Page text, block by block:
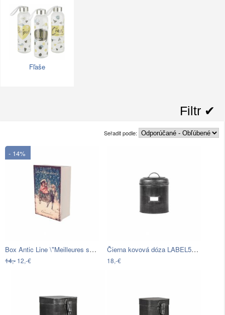
Fľaše
Filtr ✔︎
Seřadit podle:
- 14%
Box Antic Line \"Meilleures saveurs\"
14,- 12,-€
Čierna kovová dóza LABEL51, ⌀ 17,5 cm
18,-€